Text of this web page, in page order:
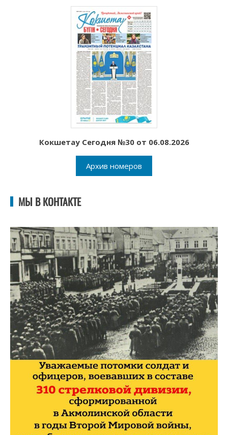
Кокшетау Сегодня №30 от 06.08.2026
Архив номеров
МЫ В КОНТАКТЕ